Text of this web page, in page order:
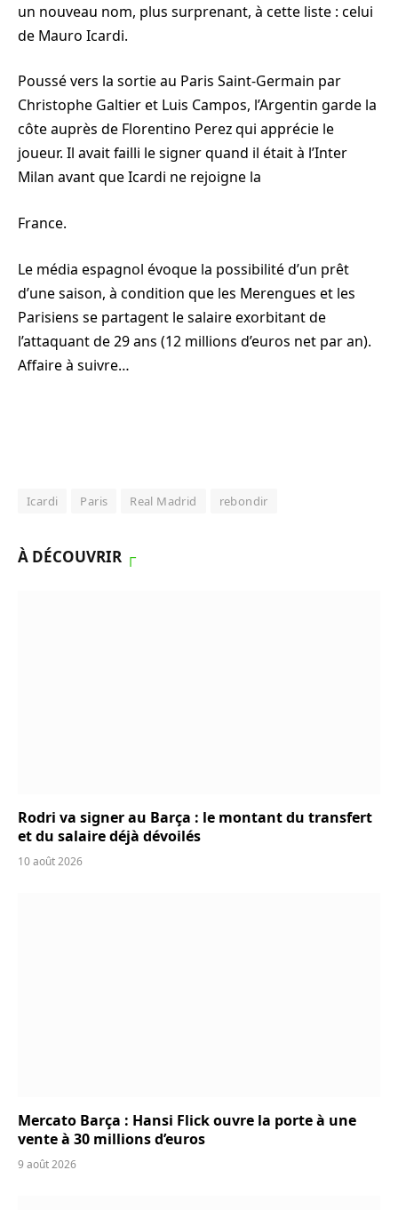
un nouveau nom, plus surprenant, à cette liste : celui
de Mauro Icardi.
Poussé vers la sortie au Paris Saint-Germain par
Christophe Galtier et Luis Campos, l’Argentin garde la
côte auprès de Florentino Perez qui apprécie le
joueur. Il avait failli le signer quand il était à l’Inter
Milan avant que Icardi ne rejoigne la
France.
Le média espagnol évoque la possibilité d’un prêt
d’une saison, à condition que les Merengues et les
Parisiens se partagent le salaire exorbitant de
l’attaquant de 29 ans (12 millions d’euros net par an).
Affaire à suivre…
Icardi Paris Real Madrid rebondir
À DÉCOUVRIR ┌
Rodri va signer au Barça : le montant du transfert
et du salaire déjà dévoilés
10 août 2026
Mercato Barça : Hansi Flick ouvre la porte à une
vente à 30 millions d’euros
9 août 2026